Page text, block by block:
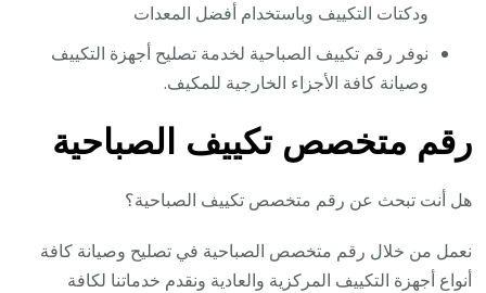
ودكتات التكييف وباستخدام أفضل المعدات
نوفر رقم تكييف الصباحية لخدمة تصليح أجهزة التكييف
وصيانة كافة الأجزاء الخارجية للمكيف.
رقم متخصص تكييف الصباحية
هل أنت تبحث عن رقم متخصص تكييف الصباحية؟
نعمل من خلال رقم متخصص الصباحية في تصليح وصيانة كافة
أنواع أجهزة التكييف المركزية والعادية ونقدم خدماتنا لكافة